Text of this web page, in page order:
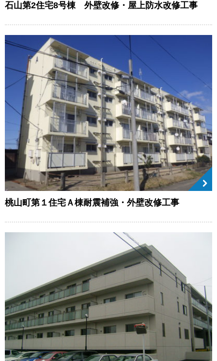
石山第2住宅8号棟 外壁改修・屋上防水改修工事
桃山町第１住宅Ａ棟耐震補強・外壁改修工事